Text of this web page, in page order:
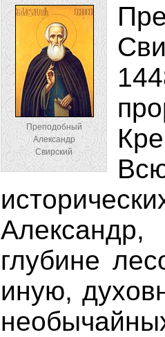
Преподобный
Александр
Свирский
глубине
иную,